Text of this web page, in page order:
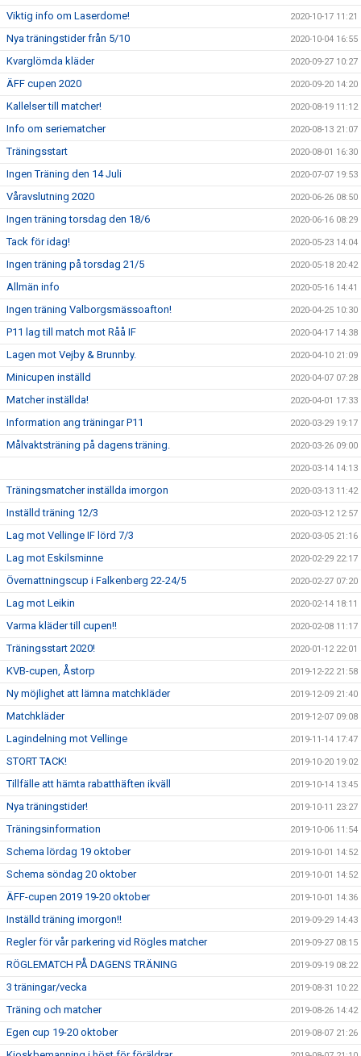
Viktig info om Laserdome! 2020-10-17 11:21
Nya träningstider från 5/10 2020-10-04 16:55
Kvarglömda kläder 2020-09-27 10:27
ÄFF cupen 2020 2020-09-20 14:20
Kallelser till matcher! 2020-08-19 11:12
Info om seriematcher 2020-08-13 21:07
Träningsstart 2020-08-01 16:30
Ingen Träning den 14 Juli 2020-07-07 19:53
Våravslutning 2020 2020-06-26 08:50
Ingen träning torsdag den 18/6 2020-06-16 08:29
Tack för idag! 2020-05-23 14:04
Ingen träning på torsdag 21/5 2020-05-18 20:42
Allmän info 2020-05-16 14:41
Ingen träning Valborgsmässoafton! 2020-04-25 10:30
P11 lag till match mot Råå IF 2020-04-17 14:38
Lagen mot Vejby & Brunnby. 2020-04-10 21:09
Minicupen inställd 2020-04-07 07:28
Matcher inställda! 2020-04-01 17:33
Information ang träningar P11 2020-03-29 19:17
Målvaktsträning på dagens träning. 2020-03-26 09:00
2020-03-14 14:13
Träningsmatcher inställda imorgon 2020-03-13 11:42
Inställd träning 12/3 2020-03-12 12:57
Lag mot Vellinge IF lörd 7/3 2020-03-05 21:16
Lag mot Eskilsminne 2020-02-29 22:17
Övernattningscup i Falkenberg 22-24/5 2020-02-27 07:20
Lag mot Leikin 2020-02-14 18:11
Varma kläder till cupen!! 2020-02-08 11:17
Träningsstart 2020! 2020-01-12 22:01
KVB-cupen, Åstorp 2019-12-22 21:58
Ny möjlighet att lämna matchkläder 2019-12-09 21:40
Matchkläder 2019-12-07 09:08
Lagindelning mot Vellinge 2019-11-14 17:47
STORT TACK! 2019-10-20 19:02
Tillfälle att hämta rabatthäften ikväll 2019-10-14 13:45
Nya träningstider! 2019-10-11 23:27
Träningsinformation 2019-10-06 11:54
Schema lördag 19 oktober 2019-10-01 14:52
Schema söndag 20 oktober 2019-10-01 14:52
ÄFF-cupen 2019 19-20 oktober 2019-10-01 14:36
Inställd träning imorgon!! 2019-09-29 14:43
Regler för vår parkering vid Rögles matcher 2019-09-27 08:15
RÖGLEMATCH PÅ DAGENS TRÄNING 2019-09-19 08:22
3 träningar/vecka 2019-08-31 10:22
Träning och matcher 2019-08-26 14:42
Egen cup 19-20 oktober 2019-08-07 21:26